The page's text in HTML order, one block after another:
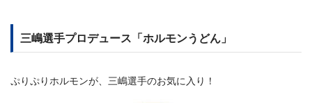
三嶋選手プロデュース「ホルモンうどん」
ぷりぷりホルモンが、三嶋選手のお気に入り！